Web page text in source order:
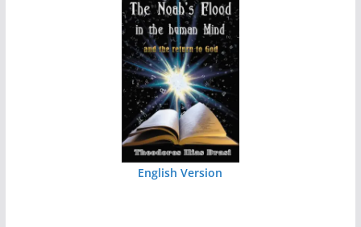
English Version